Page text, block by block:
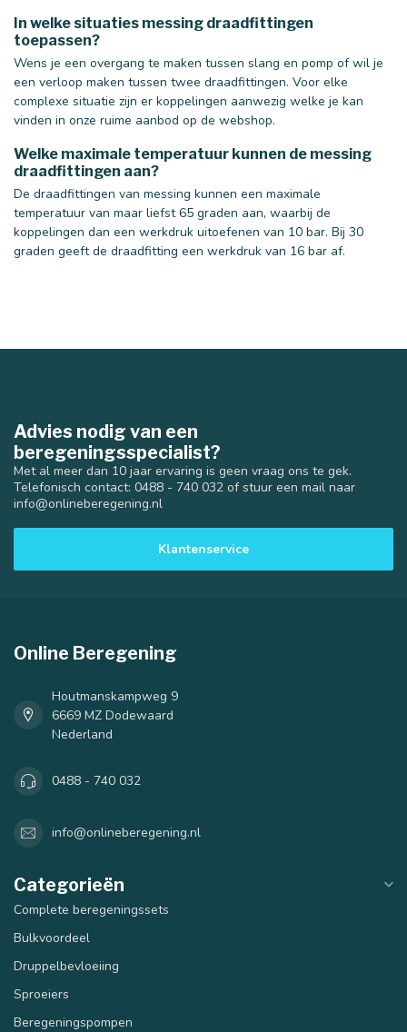
In welke situaties messing draadfittingen
toepassen?
Wens je een overgang te maken tussen slang en pomp of wil je
een verloop maken tussen twee draadfittingen. Voor elke
complexe situatie zijn er koppelingen aanwezig welke je kan
vinden in onze ruime aanbod op de webshop.
Welke maximale temperatuur kunnen de messing
draadfittingen aan?
De draadfittingen van messing kunnen een maximale
temperatuur van maar liefst 65 graden aan, waarbij de
koppelingen dan een werkdruk uitoefenen van 10 bar. Bij 30
graden geeft de draadfitting een werkdruk van 16 bar af.
Advies nodig van een
beregeningsspecialist?
Met al meer dan 10 jaar ervaring is geen vraag ons te gek.
Telefonisch contact: 0488 - 740 032 of stuur een mail naar
info@onlineberegening.nl
Klantenservice
Online Beregening
Houtmanskampweg 9
6669 MZ Dodewaard
Nederland
0488 - 740 032
info@onlineberegening.nl
Categorieën
Complete beregeningssets
Bulkvoordeel
Druppelbevloeiing
Sproeiers
Beregeningspompen